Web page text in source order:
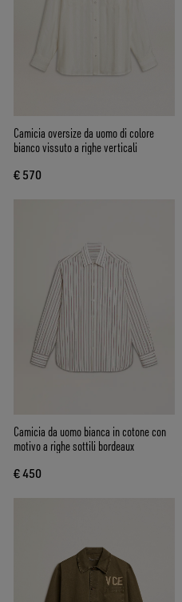
Camicia oversize da uomo di colore
bianco vissuto a righe verticali
€ 570
Camicia da uomo bianca in cotone con
motivo a righe sottili bordeaux
€ 450